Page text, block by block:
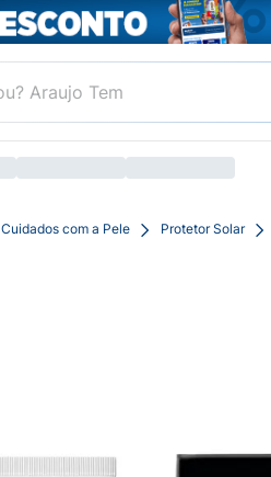
Cuidados com a Pele Protetor Solar